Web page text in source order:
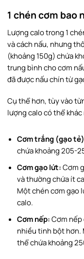
Tác dụng của
Một số lưu ý khi
Một số câu hỏi
1 bát cơm
1 bữa ăn
100g cơm
700 calo bằng
Nên chọn ăn
Lời kết
1 chén cơm bao
Lượng calo trong 1
và cách nấu, nhưng
(khoảng 150g) chứa
trung bình cho cơm
đã được nấu chín từ
Cụ thể hơn, tùy vào
lượng calo có thể khác
Cơm trắng (gạo
chứa khoảng 205-
Cơm gạo lứt:Cơm
và thường chứa ít
Một chén cơm gạo
calo.
Cơm nếp:Cơm nếp
nhiều tinh bột hơn.
thể chứa khoảng